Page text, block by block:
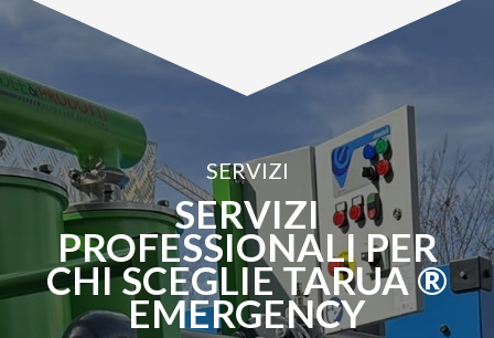
SERVIZI
SERVIZI
PROFESSIONALI PER
CHI SCEGLIE TARUA ®
EMERGENCY